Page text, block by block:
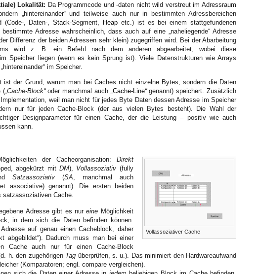
Lokalität: Da Programmcode und -daten nicht wild verstreut im Adressraum
„hintereinander“ und teilweise auch nur in bestimmten Adressbereichen
(Code-, Daten-,Stack-Segment, Heap etc.) ist es bei einem stattgefundenen
Adresse wahrscheinlich, dass auch auf eine „naheliegende“ Adresse
Differenz der beiden Adressen sehr klein) zugegriffen wird. Bei der Abarbeitung
wird z. B. ein Befehl nach dem anderen abgearbeitet, wobei diese
im Speicher liegen (wenn es kein Sprung ist). Viele Datenstrukturen wie Arrays
im Speicher.
ist der Grund, warum man bei Caches nicht einzelne Bytes, sondern die Daten
(„Cache-Block“oder manchmal auch Cache-Line“genannt) speichert. Zusätzlich
weil man nicht für jedes Byte Daten dessen Adresse im Speicher
nur für jeden Cache-Block (der aus vielen Bytes besteht). Die Wahl der
Designparameter für einen Cache, der die Leistung – positiv wie auch
kann.
Vollassoziativer Cache
der Cacheorganisation: Direkt
abgekürzt mitDM), Vollassoziativ (fully
Satzassoziativ(SA , manchmal auch
associative) genannt). Die ersten beiden
Cache.
Adresse gibt es nureine Möglichkeit
in dem sich die Daten befinden können.
auf genau einen Cacheblock, daher
abgebildet“). Dadurch muss man bei einer
Cache auch nur für einen Cache-Block
h. den zugehörigen Tag überprüfen, s. u.). Das minimiert den Hardwareaufwand
(Komparatoren; engl. compare vergleichen).